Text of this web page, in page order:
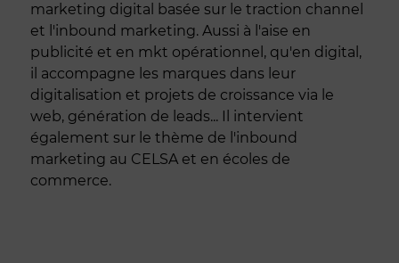
marketing digital basée sur le traction channel
et l'inbound marketing. Aussi à l'aise en
publicité et en mkt opérationnel, qu'en digital,
il accompagne les marques dans leur
digitalisation et projets de croissance via le
web, génération de leads... Il intervient
également sur le thème de l'inbound
marketing au CELSA et en écoles de
commerce.